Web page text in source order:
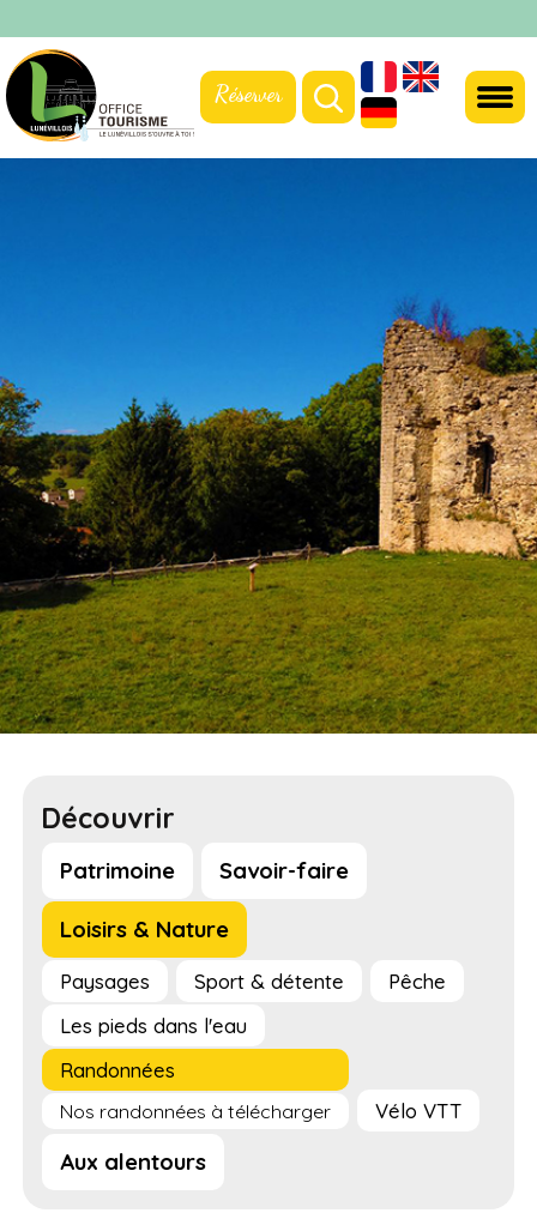
Réserver
Découvrir
Patrimoine Savoir-faire
Loisirs & Nature
Paysages Sport & détente
Pêche
Les pieds dans l'eau
Randonnées
Nos randonnées à télécharger Vélo VTT
Aux alentours